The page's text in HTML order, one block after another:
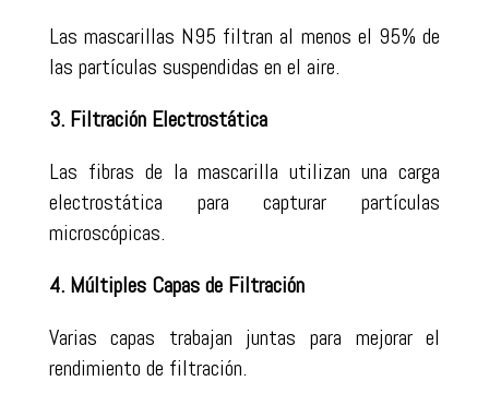
Las mascarillas N95 filtran al menos el 95% de
las partículas suspendidas en el aire.
3. Filtración Electrostática
Las fibras de la mascarilla utilizan una carga
electrostática para capturar partículas
microscópicas.
4. Múltiples Capas de Filtración
Varias capas trabajan juntas para mejorar el
rendimiento de filtración.